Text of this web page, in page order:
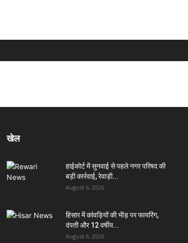
खेल
हाईकोर्ट में सुनवाई से पहले नगर परिषद की
बड़ी कार्रवाई, रेवाड़ी...
August 6, 2026
हिसार में कांवड़ियों की भीड़ पर फायरिंग,
दंपती और 12 वर्षीय...
August 6, 2026